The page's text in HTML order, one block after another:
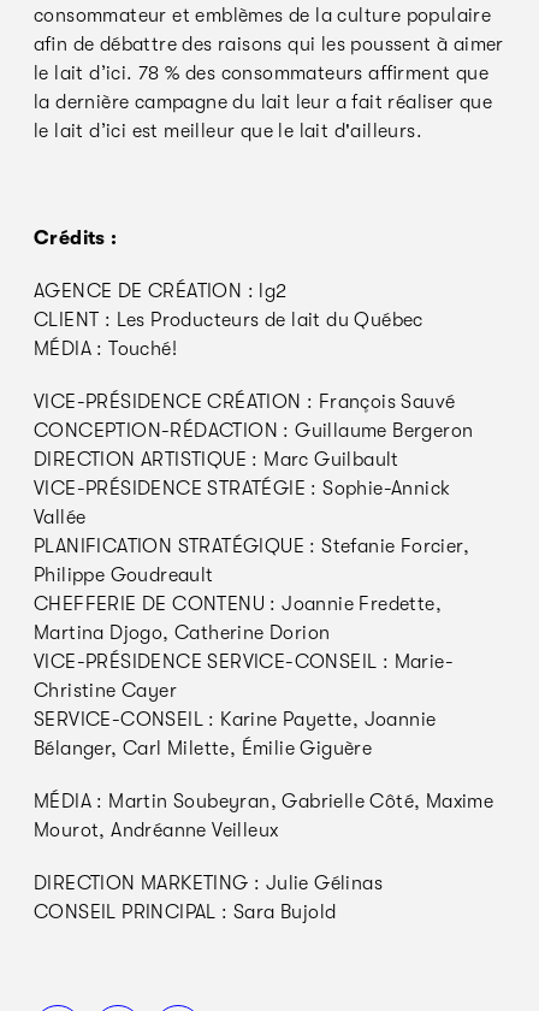
consommateur et emblèmes de la culture populaire
aﬁn de débattre des raisons qui les poussent à aimer
le lait d’ici. 78 % des consommateurs afﬁrment que
la dernière campagne du lait leur a fait réaliser que
le lait d’ici est meilleur que le lait d'ailleurs.
Crédits :
AGENCE DE CRÉATION : lg2
CLIENT : Les Producteurs de lait du Québec
MÉDIA : Touché!
VICE-PRÉSIDENCE CRÉATION : François Sauvé
CONCEPTION-RÉDACTION : Guillaume Bergeron
DIRECTION ARTISTIQUE : Marc Guilbault
VICE-PRÉSIDENCE STRATÉGIE : Sophie-Annick
Vallée
PLANIFICATION STRATÉGIQUE : Stefanie Forcier,
Philippe Goudreault
CHEFFERIE DE CONTENU : Joannie Fredette,
Martina Djogo, Catherine Dorion
VICE-PRÉSIDENCE SERVICE-CONSEIL : Marie-
Christine Cayer
SERVICE-CONSEIL : Karine Payette, Joannie
Bélanger, Carl Milette, Émilie Giguère
MÉDIA : Martin Soubeyran, Gabrielle Côté, Maxime
Mourot, Andréanne Veilleux
DIRECTION MARKETING : Julie Gélinas
CONSEIL PRINCIPAL : Sara Bujold